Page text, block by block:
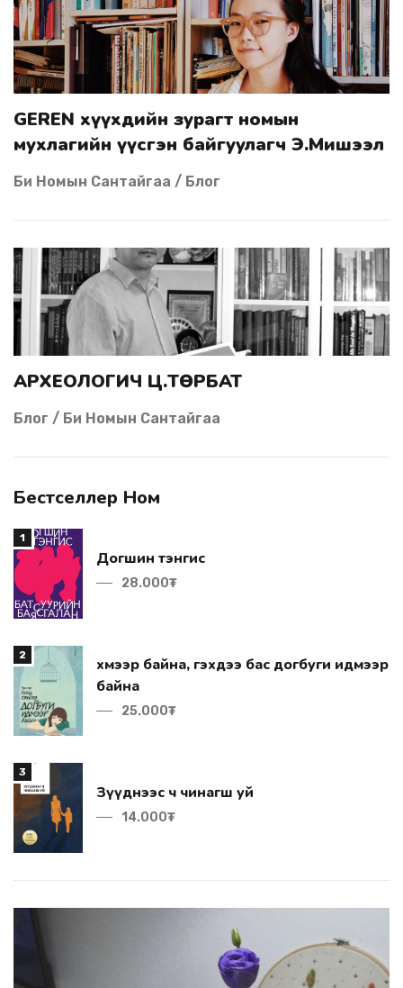
GEREN хүүхдийн зурагт номын
мухлагийн үүсгэн байгуулагч Э.Мишээл
Би Номын Сантайгаа / Блог
АРХЕОЛОГИЧ Ц.ТӨРБАТ
Блог / Би Номын Сантайгаа
Бестселлер Ном
1
Догшин тэнгис
28.000₮
2
байна
25.000₮
3
Зүүднээс ч чинагш уй
14.000₮